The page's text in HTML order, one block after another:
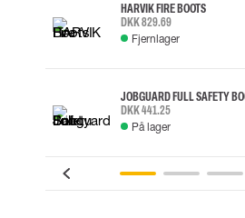
HARVIK FIRE BOOTS
DKK 829.69
Fjernlager
JOBGUARD FULL SAFETY
DKK 441.25
På lager